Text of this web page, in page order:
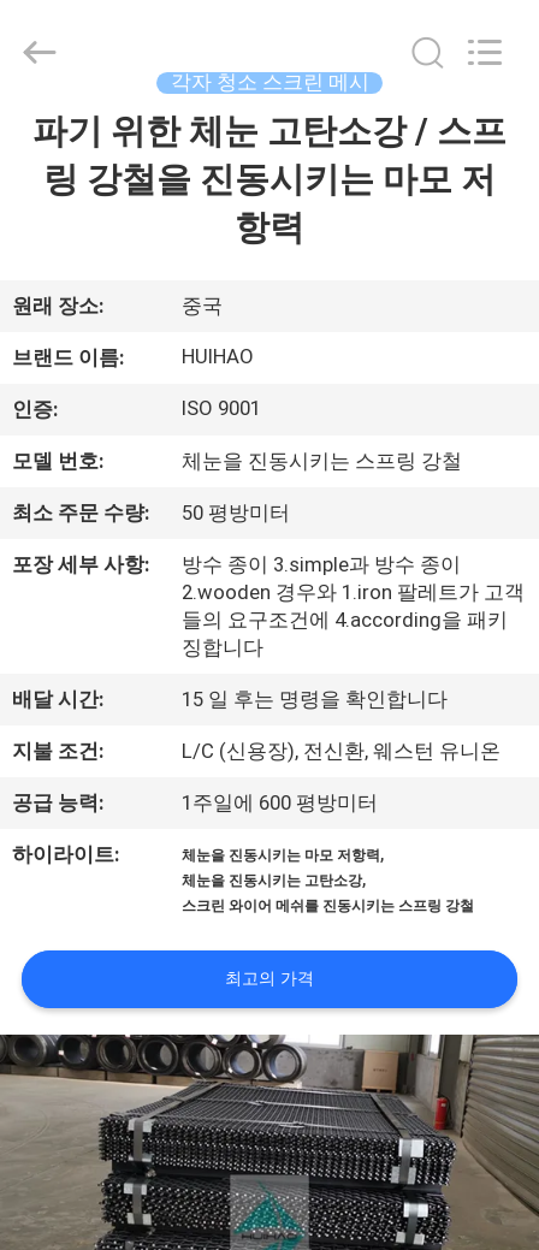
집
우
리
에
장
투
어
질
관
리
문
의
하
2026
Product
Limited.
Reserved.
각자 청소 스크린 메시
파기 위한 체눈 고탄소강 / 스프
링 강철을 진동시키는 마모 저
항력
원래 장소: 중국
브랜드 이름: HUIHAO
인증: ISO 9001
모델 번호: 체눈을 진동시키는 스프링 강철
최소 주문 수량: 50 평방미터
포장 세부 사항:
방수 종이 3.simple과 방수 종이
2.wooden 경우와 1.iron 팔레트가 고객
들의 요구조건에 4.according을 패키
징합니다
배달 시간: 15 일 후는 명령을 확인합니다
지불 조건: L/C (신용장), 전신환, 웨스턴 유니온
공급 능력: 1주일에 600 평방미터
하이라이트: 체눈을 진동시키는 마모 저항력 ,
체눈을 진동시키는 고탄소강,
스크린 와이어 메쉬를 진동시키는 스프링 강철
최고의 가격